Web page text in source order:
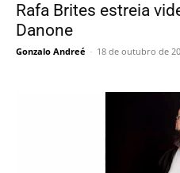
Rafa Brites estreia
Danone
Gonzalo Andreé - 18 de outubro de